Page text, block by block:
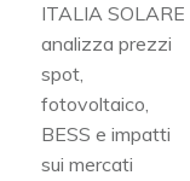
ITALIA SOLARE
analizza prezzi
spot,
fotovoltaico,
BESS e impatti
sui mercati